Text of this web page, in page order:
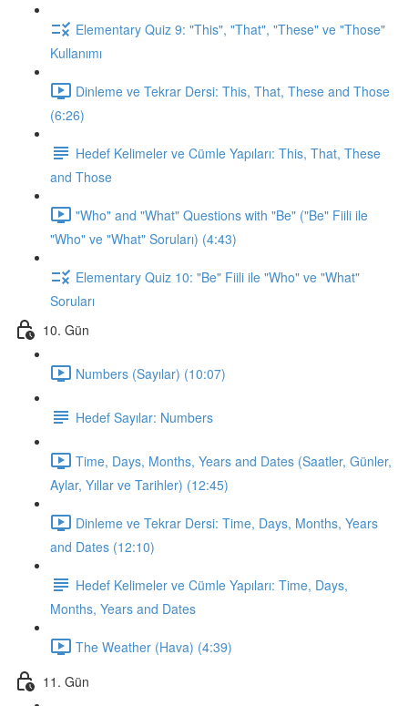
Elementary Quiz 9: "This", "That", "These" ve "Those"
Kullanımı
Dinleme ve Tekrar Dersi: This, That, These and Those
(6:26)
Hedef Kelimeler ve Cümle Yapıları: This, That, These
and Those
"Who" and "What" Questions with "Be" ("Be" Fiili ile
"Who" ve "What" Soruları) (4:43)
Elementary Quiz 10: "Be" Fiili ile "Who" ve "What"
Soruları
10. Gün
Numbers (Sayılar) (10:07)
Hedef Sayılar: Numbers
Time, Days, Months, Years and Dates (Saatler, Günler,
Aylar, Yıllar ve Tarihler) (12:45)
Dinleme ve Tekrar Dersi: Time, Days, Months, Years
and Dates (12:10)
Hedef Kelimeler ve Cümle Yapıları: Time, Days,
Months, Years and Dates
The Weather (Hava) (4:39)
11. Gün